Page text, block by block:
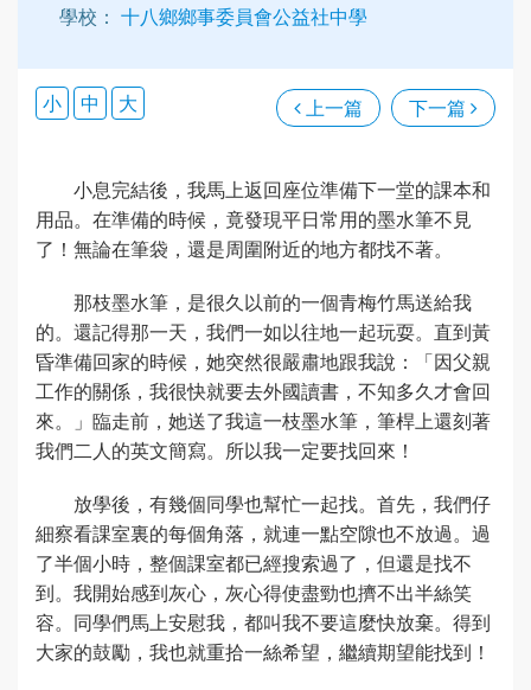
學校： 十八鄉鄉事委員會公益社中學
上一篇 下一篇
小 中 大
小息完結後，我馬上返回座位準備下一堂的課本和
用品。在準備的時候，竟發現平日常用的墨水筆不見
了！無論在筆袋，還是周圍附近的地方都找不著。
那枝墨水筆，是很久以前的一個青梅竹馬送給我
的。還記得那一天，我們一如以往地一起玩耍。直到黃
昏準備回家的時候，她突然很嚴肅地跟我說：「因父親
工作的關係，我很快就要去外國讀書，不知多久才會回
來。」臨走前，她送了我這一枝墨水筆，筆桿上還刻著
我們二人的英文簡寫。所以我一定要找回來！
放學後，有幾個同學也幫忙一起找。首先，我們仔
細察看課室裏的每個角落，就連一點空隙也不放過。過
了半個小時，整個課室都已經搜索過了，但還是找不
到。我開始感到灰心，灰心得使盡勁也擠不出半絲笑
容。同學們馬上安慰我，都叫我不要這麼快放棄。得到
大家的鼓勵，我也就重拾一絲希望，繼續期望能找到！